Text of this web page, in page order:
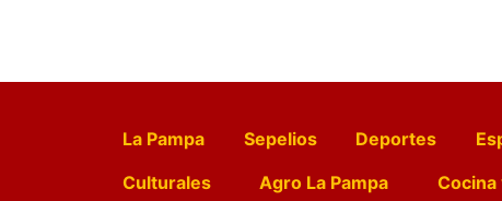
La Pampa Sepelios Deportes
Culturales
Agro La Pampa Cocina